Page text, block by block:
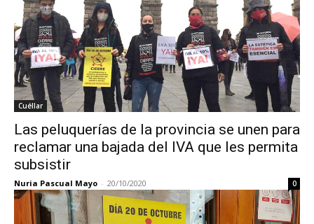
Cuéllar
Las peluquerías de la provincia se unen para
reclamar una bajada del IVA que les permita
subsistir
Nuria Pascual Mayo - 20/10/2020 0